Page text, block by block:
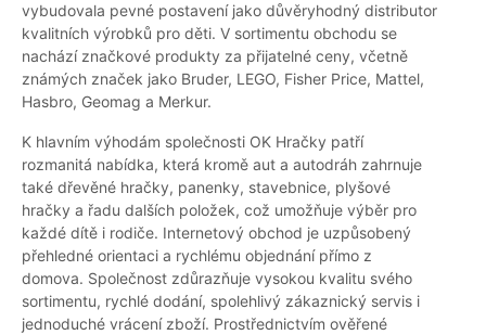
vybudovala pevné postavení jako důvěryhodný distributor
kvalitních výrobků pro děti. V sortimentu obchodu se
nachází značkové produkty za přijatelné ceny, včetně
známých značek jako Bruder, LEGO, Fisher Price, Mattel,
Hasbro, Geomag a Merkur.
K hlavním výhodám společnosti OK Hračky patří
rozmanitá nabídka, která kromě aut a autodráh zahrnuje
také dřevěné hračky, panenky, stavebnice, plyšové
hračky a řadu dalších položek, což umožňuje výběr pro
každé dítě i rodiče. Internetový obchod je uzpůsobený
přehledné orientaci a rychlému objednání přímo z
domova. Společnost zdůrazňuje vysokou kvalitu svého
sortimentu, rychlé dodání, spolehlivý zákaznický servis i
jednoduché vrácení zboží. Prostřednictvím ověřené